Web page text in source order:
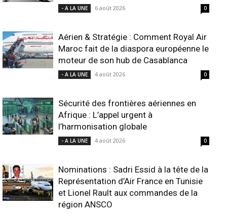
- A LA UNE 6 août 2026 0
Aérien & Stratégie : Comment Royal Air
Maroc fait de la diaspora européenne le
moteur de son hub de Casablanca
- A LA UNE 4 août 2026 0
Sécurité des frontières aériennes en
Afrique : L’appel urgent à
l’harmonisation globale
- A LA UNE 4 août 2026 0
Nominations : Sadri Essid à la tête de la
Représentation d’Air France en Tunisie
et Lionel Rault aux commandes de la
région ANSCO